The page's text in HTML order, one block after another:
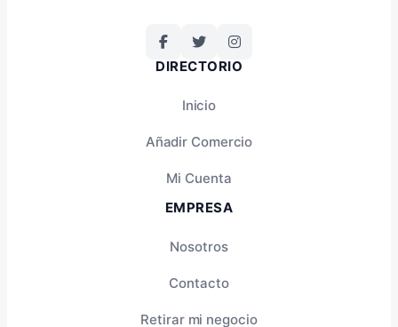
DIRECTORIO
Inicio
Añadir Comercio
Mi Cuenta
EMPRESA
Nosotros
Contacto
Retirar mi negocio